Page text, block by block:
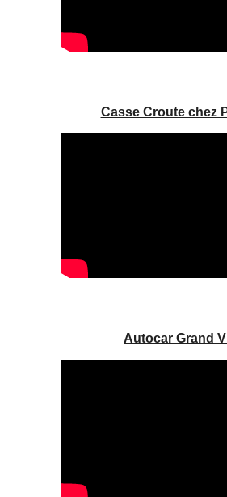
Casse Croute chez
Autocar Grand